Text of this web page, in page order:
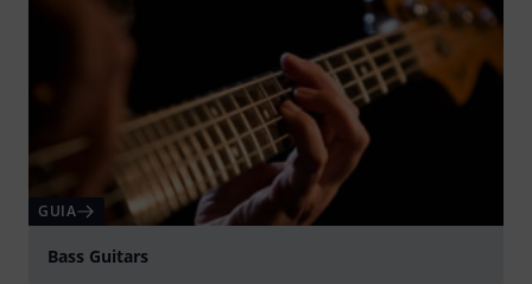
GUIA
Bass Guitars